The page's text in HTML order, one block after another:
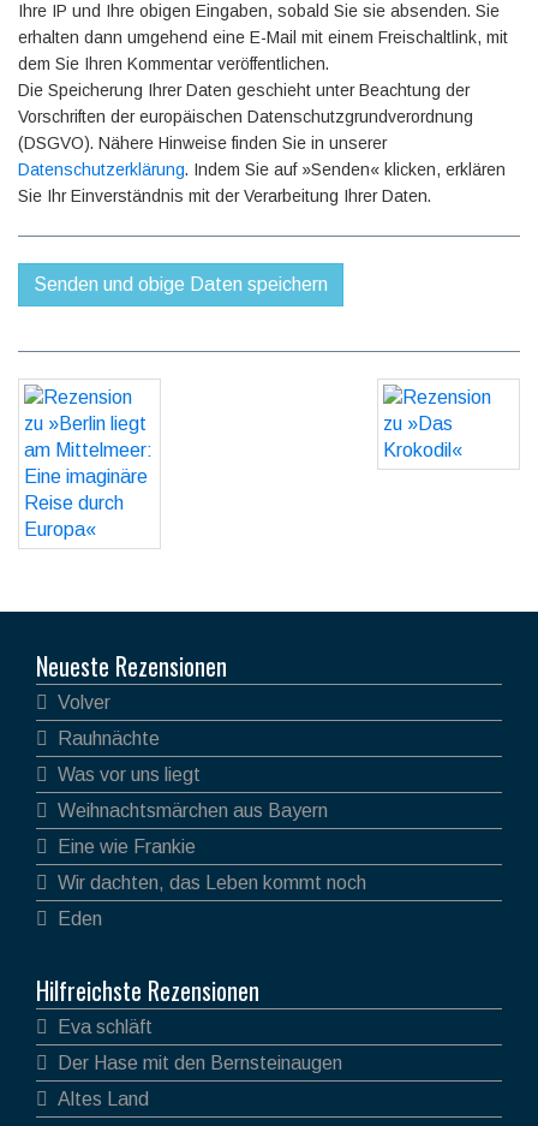
Ihre IP und Ihre obigen Eingaben, sobald Sie sie absenden. Sie
erhalten dann umgehend eine E-Mail mit einem Freischaltlink, mit
dem Sie Ihren Kommentar veröffentlichen.
Die Speicherung Ihrer Daten geschieht unter Beachtung der
Vorschriften der europäischen Datenschutzgrundverordnung
(DSGVO). Nähere Hinweise finden Sie in unserer
Datenschutzerklärung. Indem Sie auf »Senden« klicken, erklären
Sie Ihr Einverständnis mit der Verarbeitung Ihrer Daten.
Neueste Rezensionen
Volver
Rauhnächte
Was vor uns liegt
Weihnachtsmärchen aus Bayern
Eine wie Frankie
Wir dachten, das Leben kommt noch
Eden
Hilfreichste Rezensionen
Eva schläft
Der Hase mit den Bernsteinaugen
Altes Land